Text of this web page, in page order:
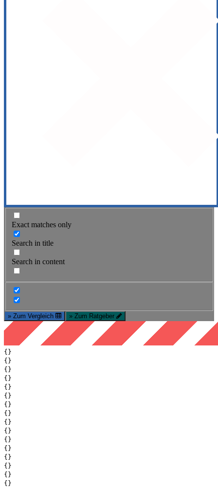
Exact matches only
Search in title
Search in content
» Zum Vergleich » Zum Ratgeber
{}
{}
{}
{}
{}
{}
{}
{}
{}
{}
{}
{}
{}
{}
{}
{}